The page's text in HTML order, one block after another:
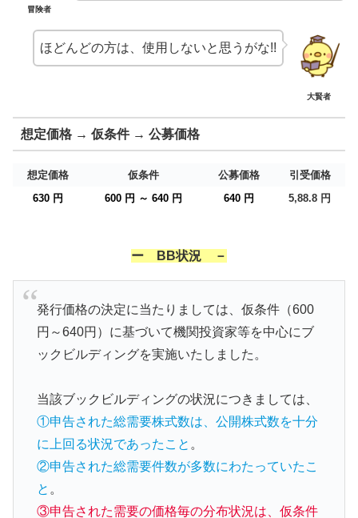
冒険者
大賢者
ほどんどの方は、使用しないと思うがな!!
想定価格 → 仮条件 → 公募価格
想定価格 仮条件 公募価格
引受価格
630 円
600 円 ～ 640 円 640 円 5,88.8 円
ー BB状況 －
発行価格の決定に当たりましては、仮条件（600
円～640円）に基づいて機関投資家等を中心にブ
ックビルディングを実施いたしました。
当該ブックビルディングの状況につきましては、
①申告された総需要株式数は、公開株式数を十分
に上回る状況であったこと 。
②申告された総需要件数が多数にわたっていたこ
と 。
③申告された需要の価格毎の分布状況は、仮条件